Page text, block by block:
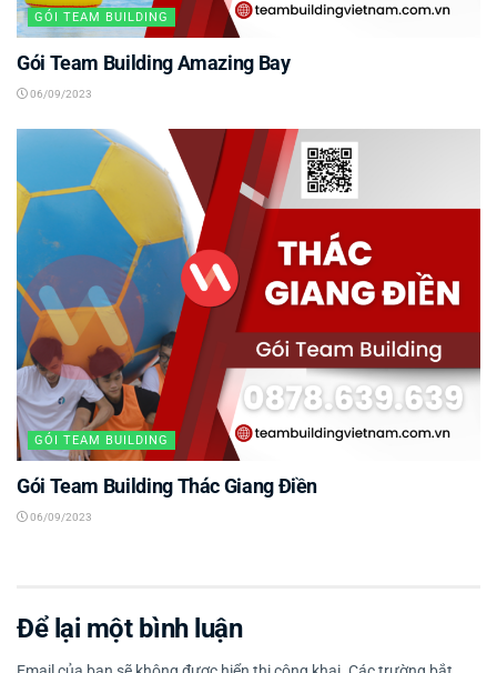
GÓI TEAM BUILDING
Gói Team Building Amazing Bay
06/09/2023
GÓI TEAM BUILDING
Gói Team Building Thác Giang Điền
06/09/2023
Để lại một bình luận